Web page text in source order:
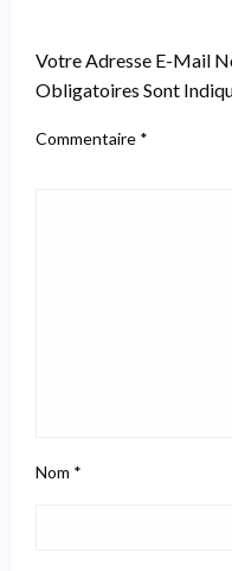
Votre Adresse E-Mail
Obligatoires Sont
Commentaire *
Nom *